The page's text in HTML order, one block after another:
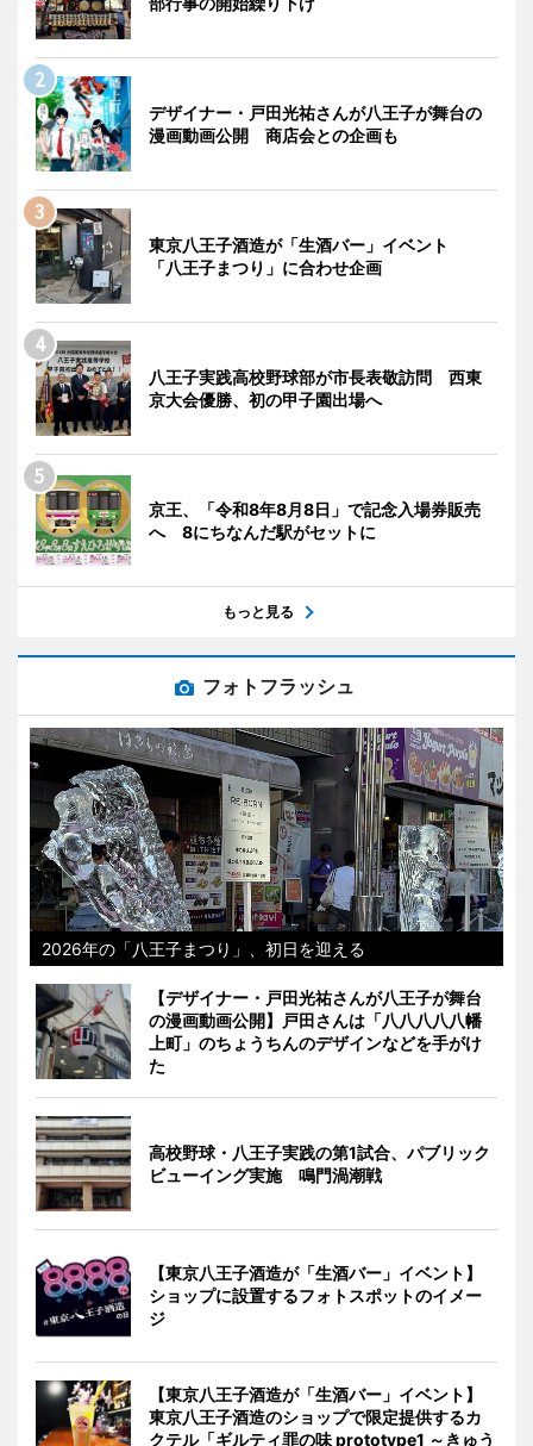
デザイナー・戸田光祐さんが八王子が舞台の
漫画動画公開 商店会との企画も
東京八王子酒造が「生酒バー」イベント
「八王子まつり」に合わせ企画
八王子実践高校野球部が市長表敬訪問 西東
京大会優勝、初の甲子園出場へ
京王、「令和8年8月8日」で記念入場券販売
へ 8にちなんだ駅がセットに
もっと見る
フォトフラッシュ
2026年の「八王子まつり」、初日を迎える
【デザイナー・戸田光祐さんが八王子が舞台
の漫画動画公開】戸田さんは「八八八八八幡
上町」のちょうちんのデザインなどを手がけ
た
高校野球・八王子実践の第1試合、パブリック
ビューイング実施 鳴門渦潮戦
【東京八王子酒造が「生酒バー」イベント】
ショップに設置するフォトスポットのイメー
ジ
【東京八王子酒造が「生酒バー」イベント】
東京八王子酒造のショップで限定提供するカ
クテル「ギルティ罪の味 prototype1 ～きゅう